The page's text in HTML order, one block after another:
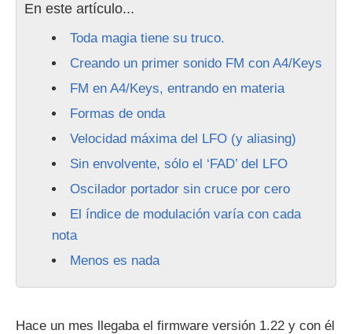
En este artículo...
Toda magia tiene su truco.
Creando un primer sonido FM con A4/Keys
FM en A4/Keys, entrando en materia
Formas de onda
Velocidad máxima del LFO (y aliasing)
Sin envolvente, sólo el ‘FAD’ del LFO
Oscilador portador sin cruce por cero
El índice de modulación varía con cada
nota
Menos es nada
Hace un mes llegaba el firmware versión 1.22 y con él